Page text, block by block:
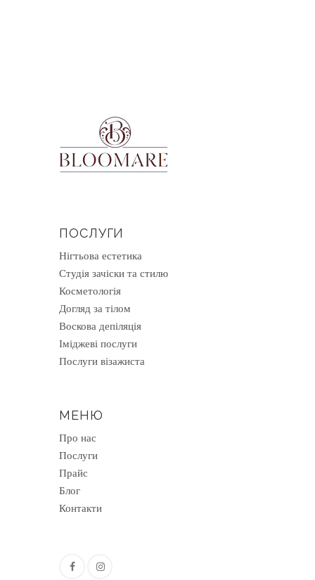
ПОСЛУГИ
Нігтьова естетика
Студія зачіски та стилю
Косметологія
Догляд за тілом
Воскова депіляція
Іміджеві послуги
Послуги візажиста
МЕНЮ
Про нас
Послуги
Прайс
Блог
Контакти